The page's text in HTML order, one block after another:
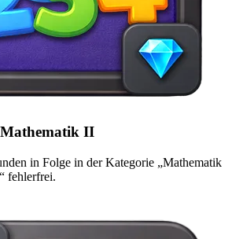
II
in Folge in der Kategorie „Mathematik
fehlerfrei.